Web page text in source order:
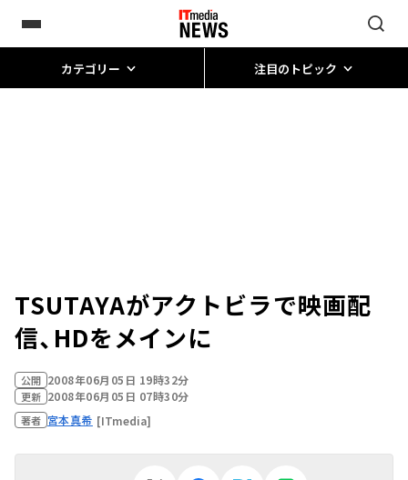
カテゴリー 注目のトピック
TSUTAYAがアクトビラで映画配
信、HDをメインに
公開 2008年06月05日 19時32分
更新 2008年06月05日 07時30分
著者 宮本真希 [ITmedia]